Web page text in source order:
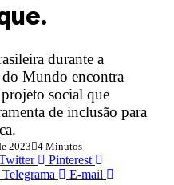
durante a
Mundo encontra
social que
de inclusão para
2023 4 Minutos
Pinterest
Telegrama E-mail